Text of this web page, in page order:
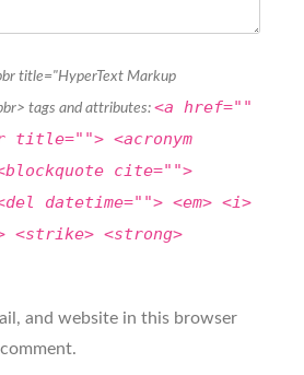
title="HyperText Markup
tags and attributes: <a href=""
title=""> <acronym
cite="">
datetime=""> <em> <i>
<strike> <strong>
and website in this browser